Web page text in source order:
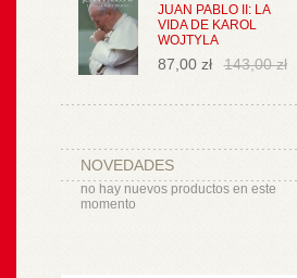
JUAN PABLO II: LA
VIDA DE KAROL
WOJTYLA
87,00 zł 143,00 zł
NOVEDADES
no hay nuevos productos en este
momento